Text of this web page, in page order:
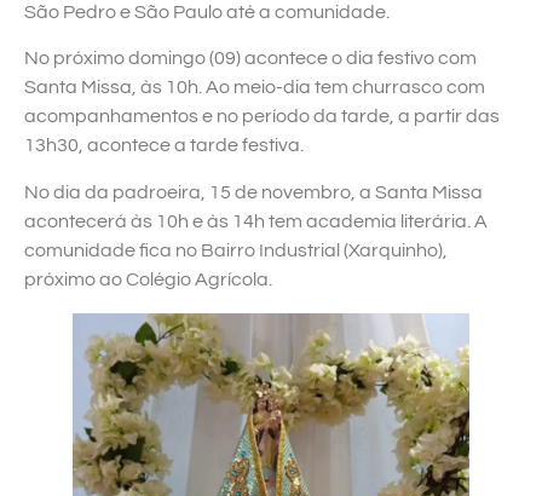
São Pedro e São Paulo até a comunidade.
No próximo domingo (09) acontece o dia festivo com
Santa Missa, às 10h. Ao meio-dia tem churrasco com
acompanhamentos e no período da tarde, a partir das
13h30, acontece a tarde festiva.
No dia da padroeira, 15 de novembro, a Santa Missa
acontecerá às 10h e às 14h tem academia literária. A
comunidade fica no Bairro Industrial (Xarquinho),
próximo ao Colégio Agrícola.